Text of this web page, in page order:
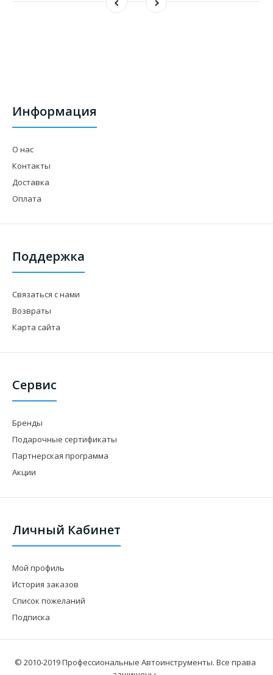
Информация
О нас
Контакты
Доставка
Оплата
Поддержка
Связаться с нами
Возвраты
Карта сайта
Сервис
Бренды
Подарочные сертификаты
Партнерская программа
Акции
Личный Кабинет
Мой профиль
История заказов
Список пожеланий
Подписка
© 2010-2019 Профессиональные Автоинструменты. Все права